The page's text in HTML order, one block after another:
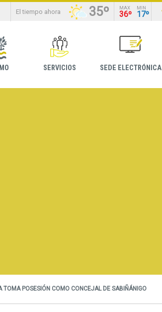
El tiempo ahora 35º MAX
36º
MIN
17º
SERVICIOS SEDE ELECTRÓNICA
TOMA POSESIÓN COMO CONCEJAL DE SABIÑÁNIGO